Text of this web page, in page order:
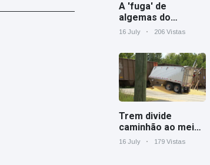
A 'fuga' de
algemas do
mágico faz a
16 July 206 Vistas
Trem divide
caminhão ao meio
em cruzamento
16 July 179 Vistas